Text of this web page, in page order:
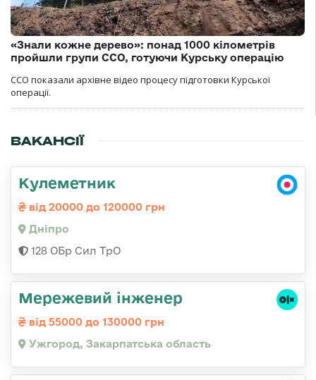
«Знали кожне дерево»: понад 1000 кілометрів
пройшли групи ССО, готуючи Курську операцію
ССО показали архівне відео процесу підготовки Курської
операції.
ВАКАНСІЇ
Кулеметник
від 20000 до 120000 грн
Дніпро
128 ОБр Сил ТрО
Мережевий інженер
від 55000 до 130000 грн
Ужгород, Закарпатська область